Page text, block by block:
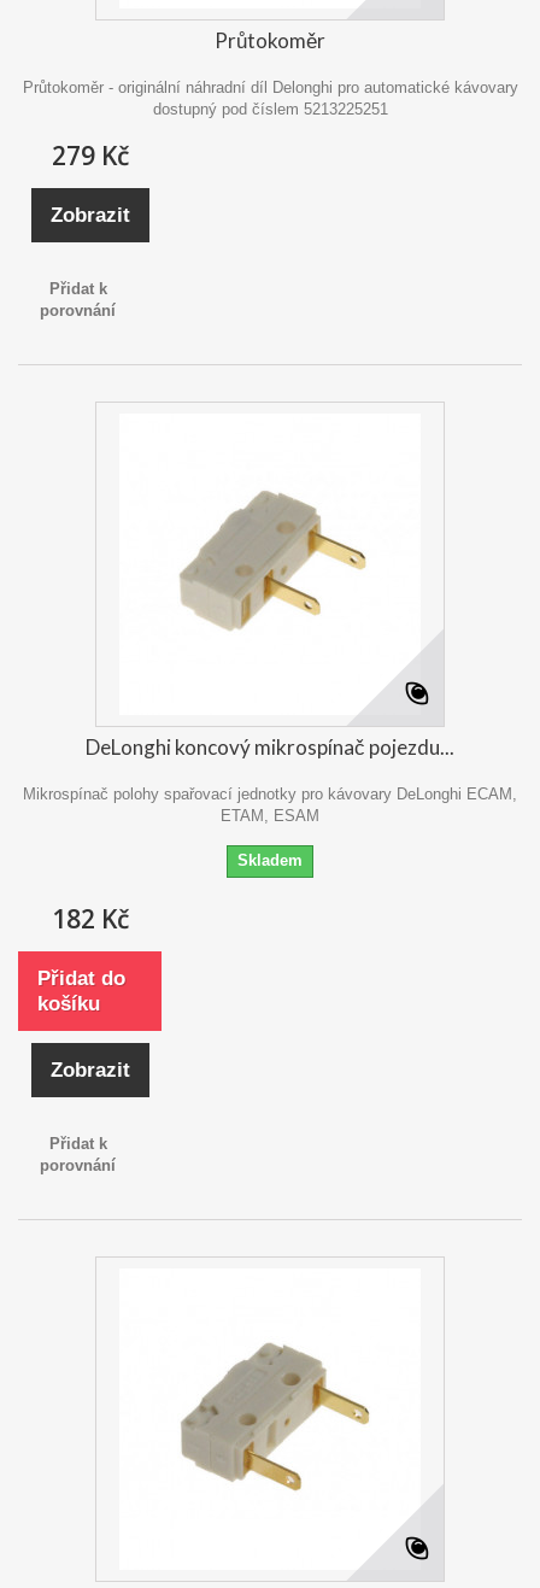
Průtokoměr
Průtokoměr - originální náhradní díl Delonghi pro automatické kávovary
dostupný pod číslem 5213225251
279 Kč
Zobrazit
Přidat k
porovnání
DeLonghi koncový mikrospínač pojezdu...
Mikrospínač polohy spařovací jednotky pro kávovary DeLonghi ECAM,
ETAM, ESAM
Skladem
182 Kč
Přidat do
košíku
Zobrazit
Přidat k
porovnání